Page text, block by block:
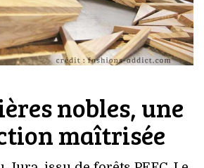
nobles, une
maîtrisée